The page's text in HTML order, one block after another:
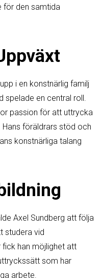
för den samtida
i en konstnärlig familj
spelade en central roll.
passion för att uttrycka
föräldrars stöd och
konstnärliga talang
Axel Sundberg att följa
studera vid
han möjlighet att
som har
arbete.